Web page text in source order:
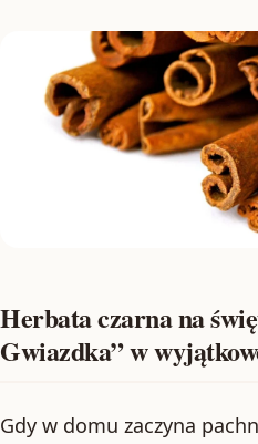
Herbata czarna na
Gwiazdka” w
Gdy w domu zaczyna